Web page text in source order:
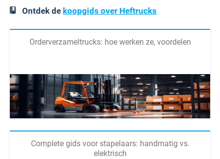
Ontdek de koopgids over Heftrucks
Orderverzameltrucks: hoe werken ze, voordelen
Complete gids voor stapelaars: handmatig vs.
elektrisch